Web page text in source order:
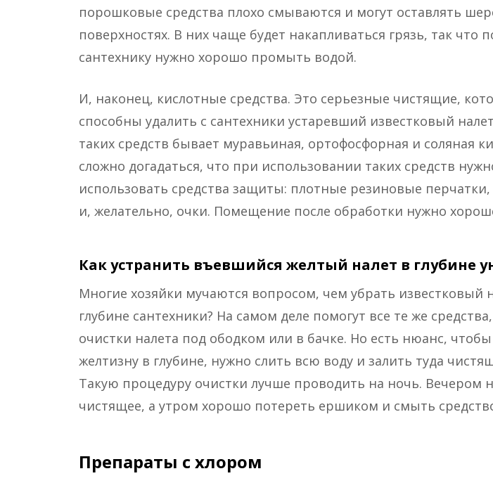
порошковые средства плохо смываются и могут оставлять
поверхностях. В них чаще будет накапливаться грязь, так что
сантехнику нужно хорошо промыть водой.
И, наконец, кислотные средства. Это серьезные чистящие,
способны удалить с сантехники устаревший известковый
таких средств бывает муравьиная, ортофосфорная и соляная
сложно догадаться, что при использовании таких средств
использовать средства защиты: плотные резиновые
и, желательно, очки. Помещение после обработки нужно
Как устранить въевшийся желтый налет в глубине
Многие хозяйки мучаются вопросом, чем убрать известковый
глубине сантехники? На самом деле помогут все те же
очистки налета под ободком или в бачке. Но есть нюанс, чтобы
желтизну в глубине, нужно слить всю воду и залить туда
Такую процедуру очистки лучше проводить на ночь. Вечером
чистящее, а утром хорошо потереть ершиком и смыть
Препараты с хлором